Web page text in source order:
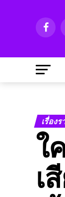
เรื่อง
ใ
เ